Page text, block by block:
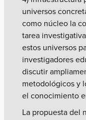
universos
como núcleo la
tarea
estos universos
investigadores
discutir
metodológicos y
el conocimiento
La propuesta del